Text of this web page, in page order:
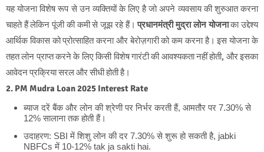
यह योजना विशेष रूप से उन व्यक्तियों के लिए है जो अपने व्यवसाय की शुरुआत करना
चाहते हैं लेकिन पूंजी की कमी से जूझ रहे हैं।प्रधानमंत्री मुद्रा लोन योजनाका उद्देश्य
आर्थिक विकास को प्रोत्साहित करना और बेरोज़गारी को कम करना है। इस योजना के
तहत लोन प्राप्त करने के लिए किसी विशेष गारंटी की आवश्यकता नहीं होती, और इसका
आवेदन प्रक्रिया सरल और सीधी होती है।
2. PM Mudra Loan 2025 Interest Rate
ब्याज दरें बैंक और लोन की श्रेणी पर निर्भर करती हैं, आमतौर पर 7.30% से
12% सालाना तक होती हैं।
उदाहरण: SBI में शिशु लोन की दर 7.30% से शुरू हो सकती है, jabki
NBFCs में 10-12% tak ja sakti hai.